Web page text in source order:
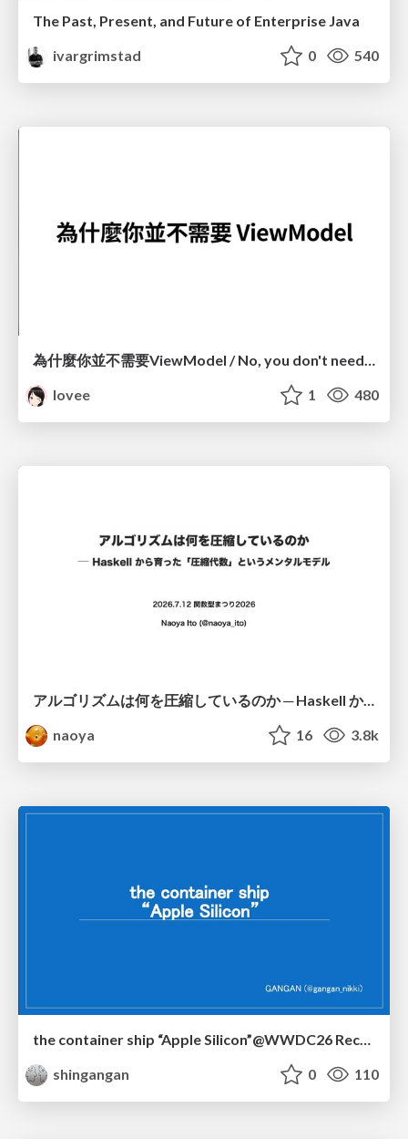
The Past, Present, and Future of Enterprise Java
ivargrimstad
0 540
為什麼你並不需要ViewModel / No, you don't need a ViewModel
lovee
1 480
アルゴリズムは何を圧縮しているのか ─ Haskell から育った「圧縮代数」というメンタルモデル
naoya
16 3.8k
the container ship “Apple Silicon”@WWDC26 Recap -Japan-\(region).swift
shingangan
0 110